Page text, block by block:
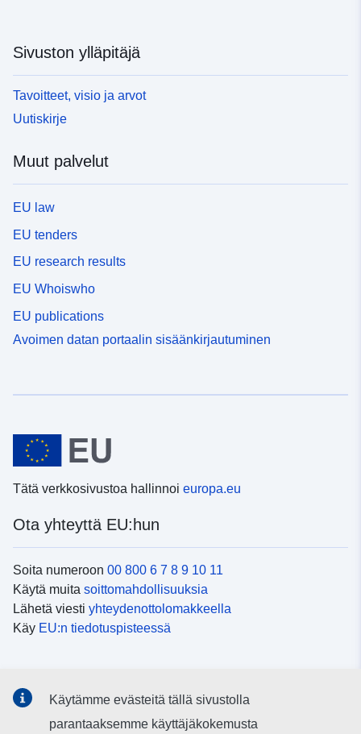
Sivuston ylläpitäjä
Tavoitteet, visio ja arvot
Uutiskirje
Muut palvelut
EU law
EU tenders
EU research results
EU Whoiswho
EU publications
Avoimen datan portaalin sisäänkirjautuminen
Tätä verkkosivustoa hallinnoi europa.eu
Ota yhteyttä EU:hun
Soita numeroon 00 800 6 7 8 9 10 11
Käytä muita soittomahdollisuuksia
Lähetä viesti yhteydenottolomakkeella
Käy EU:n tiedotuspisteessä
sosiaalisessa mediassa
Käytämme evästeitä tällä sivustolla
parantaaksemme käyttäjäkokemusta